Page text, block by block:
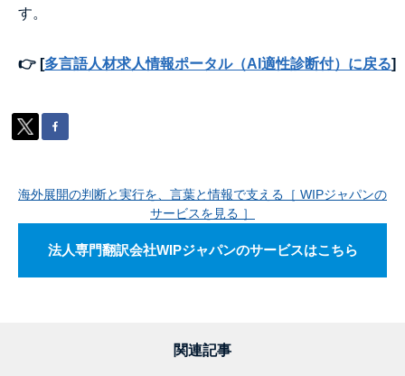
す。
👉 [多言語人材求人情報ポータル（AI適性診断付）に戻る]
海外展開の判断と実行を、言葉と情報で支える［ WIPジャパンの
サービスを見る ］
法人専門翻訳会社WIPジャパンのサービスはこちら
関連記事